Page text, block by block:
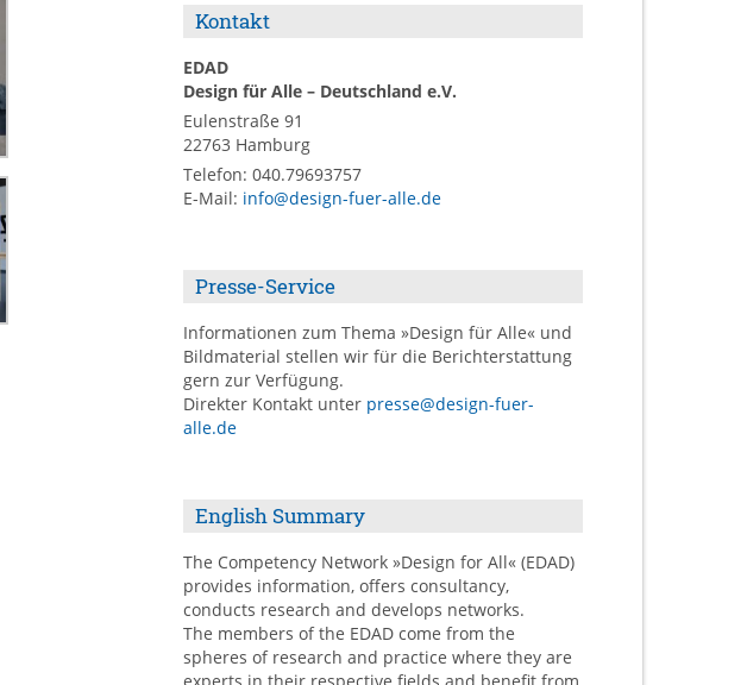
Kontakt
EDAD
Design für Alle – Deutschland e.V.
Eulenstraße 91
22763 Hamburg
Telefon: 040.79693757
E-Mail: info@design-fuer-alle.de
Presse-Service
Informationen zum Thema »Design für Alle« und
Bildmaterial stellen wir für die Berichterstattung
gern zur Verfügung.
Direkter Kontakt unter presse@design-fuer-
alle.de
English Summary
The Competency Network »Design for All« (EDAD)
provides information, offers consultancy,
conducts research and develops networks.
The members of the EDAD come from the
spheres of research and practice where they are